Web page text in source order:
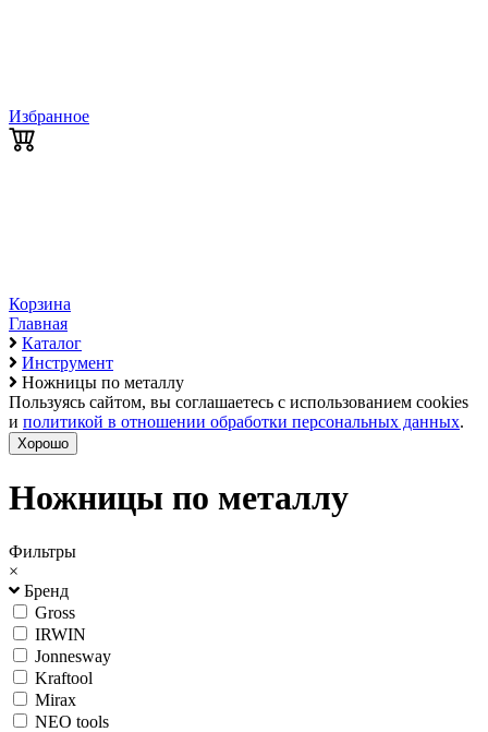
Избранное
Корзина
Главная
Каталог
Инструмент
Ножницы по металлу
Пользуясь сайтом, вы соглашаетесь с использованием cookies
и политикой в отношении обработки персональных данных.
Хорошо
Ножницы по металлу
Фильтры
×
Бренд
Gross
IRWIN
Jonnesway
Kraftool
Mirax
NEO tools